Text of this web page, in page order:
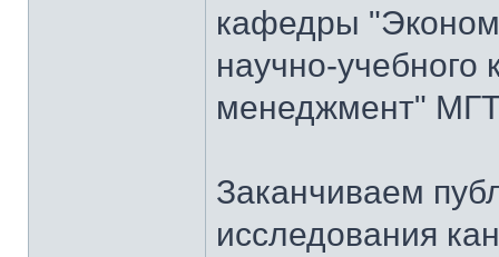
кафедры
научно-
менеджмент"
Заканчиваем
исследования